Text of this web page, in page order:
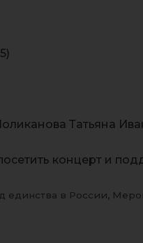
Татьяна
концерт и
единства в России